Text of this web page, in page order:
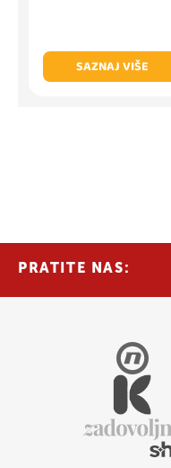
SAZNAJ VIŠE
PRATITE NAS: